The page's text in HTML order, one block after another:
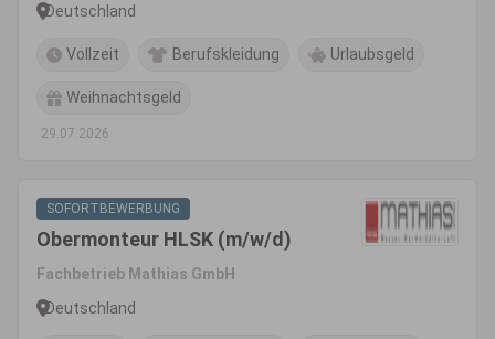
Deutschland
Vollzeit Berufskleidung Urlaubsgeld
Weihnachtsgeld
29.07.2026
SOFORTBEWERBUNG
Obermonteur HLSK (m/w/d)
Fachbetrieb Mathias GmbH
Deutschland